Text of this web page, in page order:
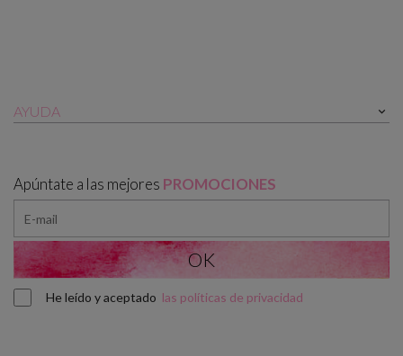
AYUDA 
Apúntate a las mejores PROMOCIONES
He leído y aceptado las políticas de privacidad